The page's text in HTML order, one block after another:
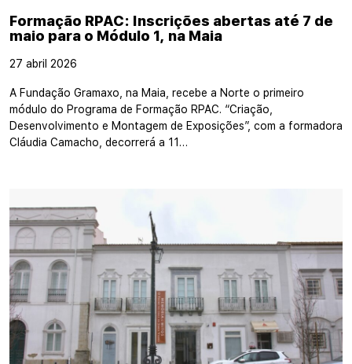
Formação RPAC: Inscrições abertas até 7 de
maio para o Módulo 1, na Maia
27 abril 2026
A Fundação Gramaxo, na Maia, recebe a Norte o primeiro
módulo do Programa de Formação RPAC. “Criação,
Desenvolvimento e Montagem de Exposições”, com a formadora
Cláudia Camacho, decorrerá a 11…